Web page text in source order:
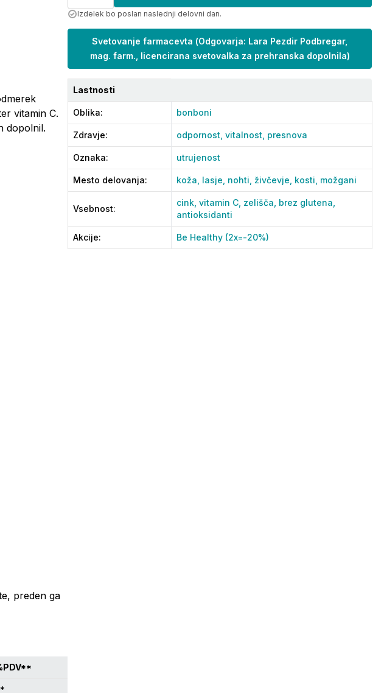
vitamin C.
dopolnil.
preden ga
Izdelek bo poslan naslednji delovni dan.
Svetovanje farmacevta (Odgovarja: Lara Pezdir Podbregar,
mag. farm., licencirana svetovalka za prehranska dopolnila)
Lastnosti
Oblika: bonboni
Zdravje: odpornost, vitalnost, presnova
Oznaka: utrujenost
Mesto delovanja: koža, lasje, nohti, živčevje, kosti, možgani
Vsebnost:
cink, vitamin C, zelišča, brez glutena,
antioksidanti
Akcije: Be Healthy (2x=-20%)